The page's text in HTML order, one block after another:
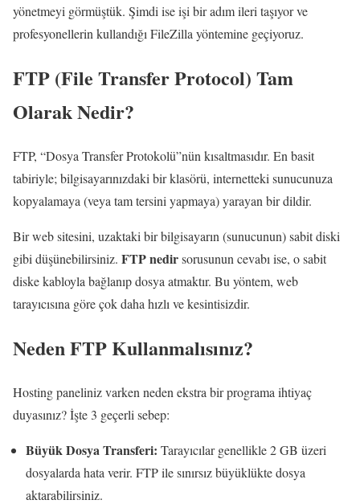
yönetmeyi görmüştük. Şimdi ise işi bir adım ileri taşıyor ve
profesyonellerin kullandığı FileZilla yöntemine geçiyoruz.
FTP (File Transfer Protocol) Tam
Olarak Nedir?
FTP, “Dosya Transfer Protokolü”nün kısaltmasıdır. En basit
tabiriyle; bilgisayarınızdaki bir klasörü, internetteki sunucunuza
kopyalamaya (veya tam tersini yapmaya) yarayan bir dildir.
Bir web sitesini, uzaktaki bir bilgisayarın (sunucunun) sabit diski
gibi düşünebilirsiniz. FTP nedirsorusunun cevabı ise, o sabit
diske kabloyla bağlanıp dosya atmaktır. Bu yöntem, web
tarayıcısına göre çok daha hızlı ve kesintisizdir.
Neden FTP Kullanmalısınız?
Hosting paneliniz varken neden ekstra bir programa ihtiyaç
duyasınız? İşte 3 geçerli sebep:
Büyük Dosya Transferi: Tarayıcılar genellikle 2 GB üzeri
dosyalarda hata verir. FTP ile sınırsız büyüklükte dosya
aktarabilirsiniz.